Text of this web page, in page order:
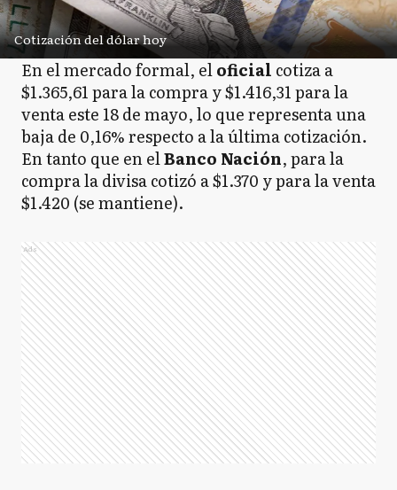
Cotización del dólar hoy
En el mercado formal, eloficial cotiza a
$1.365,61 para la compra y $1.416,31 para la
venta este 18 de mayo, lo que representa una
baja de 0,16% respecto a la última cotización.
En tanto que en elBanco Nación, para la
compra la divisa cotizó a $1.370 y para la venta
$1.420 (se mantiene).
Ads